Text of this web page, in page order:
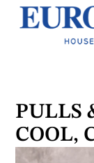
PULLS
COOL,